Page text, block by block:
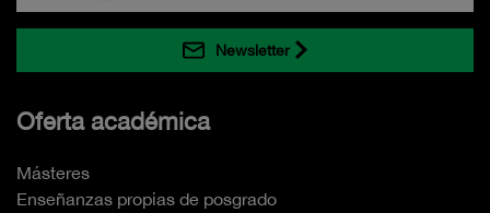
Newsletter
Oferta académica
Másteres
Enseñanzas propias de posgrado